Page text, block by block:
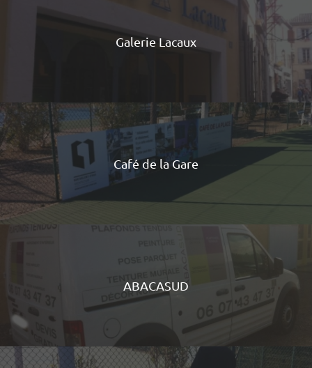
Galerie Lacaux
Café de la Gare
ABACASUD